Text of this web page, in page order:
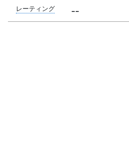
レーティング --